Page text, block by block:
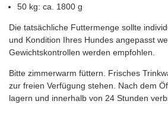
50 kg: ca. 1800 g
Die tatsächliche Futtermenge sollte
und Kondition Ihres Hundes angepasst
Gewichtskontrollen werden empfohlen.
Bitte zimmerwarm füttern. Frisches
zur freien Verfügung stehen. Nach dem
lagern und innerhalb von 24 Stunden